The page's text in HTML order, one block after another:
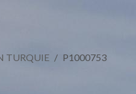
TURQUIE P1000753